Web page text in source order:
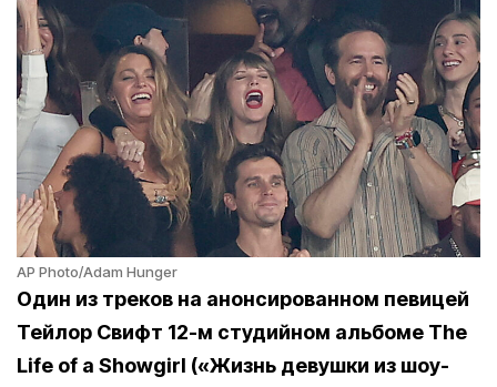
AP Photo/Adam Hunger
Один из треков на анонсированном певицей
Тейлор Свифт 12-м студийном альбоме The
Life of a Showgirl («Жизнь девушки из шоу-